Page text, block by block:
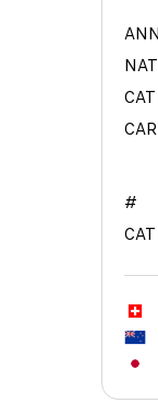
NAT
CAT
CAR
#